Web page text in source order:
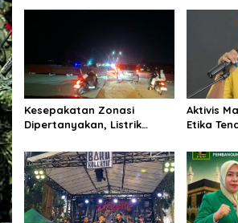
Ekonomi
Kesepakatan Zonasi
Dipertanyakan, Listrik
Padam, Tata Kelola BUMD
Disorot
Aktivis
Etika
Pasien